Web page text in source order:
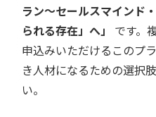
ラン～セールスマインド
られる存在」へ」
です。
申込みいただけるこのプ
き人材になるための選択
い。